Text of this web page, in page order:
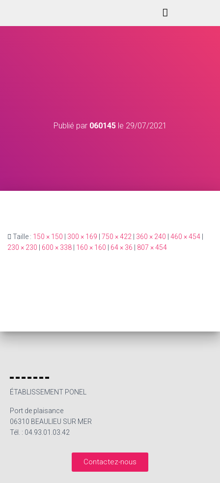
Publié par 060145le 29/07/2021
Taille : 150 × 150 | 300 × 169 | 750 × 422 | 360 × 240 | 460 × 454 |
230 × 230 | 600 × 338 | 160 × 160 | 64 × 36 | 807 × 454
ÉTABLISSEMENT PONEL
Port de plaisance
06310 BEAULIEU SUR MER
Tél. : 04.93.01.03.42
Contactez-nous